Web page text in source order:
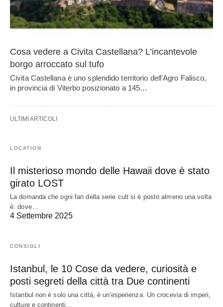
Cosa vedere a Civita Castellana? L’incantevole
borgo arroccato sul tufo
Civita Castellana è uno splendido territorio dell'Agro Falisco,
in provincia di Viterbo posizionato a 145…
ULTIMI ARTICOLI
LOCATION
Il misterioso mondo delle Hawaii dove è stato
girato LOST
La domanda che ogni fan della serie cult si è posto almeno una volta
è: dove…
4 Settembre 2025
CONSIGLI
Istanbul, le 10 Cose da vedere, curiosità e
posti segreti della città tra Due continenti
Istanbul non è solo una città, è un'esperienza. Un crocevia di imperi,
culture e continenti…